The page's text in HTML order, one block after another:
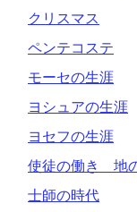
クリスマス
ペンテコステ
モーセの生涯
ヨシュアの生涯
ヨセフの生涯
使徒の働き 地
士師の時代